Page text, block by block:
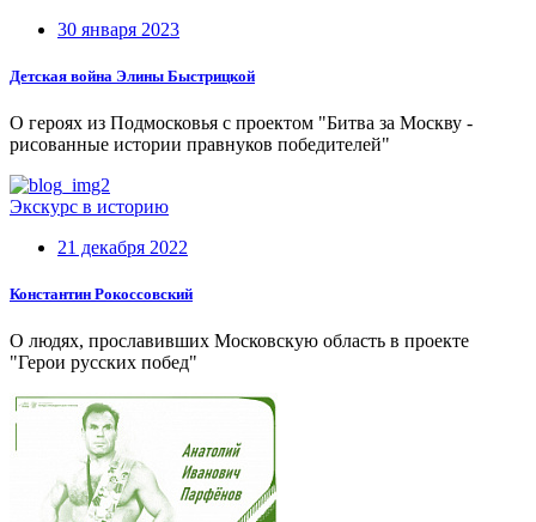
30 января 2023
Детская война Элины Быстрицкой
О героях из Подмосковья с проектом "Битва за Москву -
рисованные истории правнуков победителей"
Экскурс в историю
21 декабря 2022
Константин Рокоссовский
О людях, прославивших Московскую область в проекте
"Герои русских побед"